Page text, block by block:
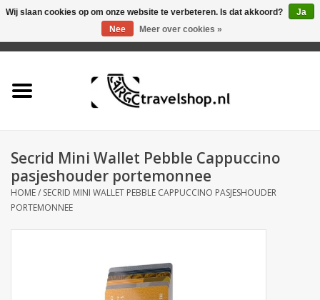
Tas
Rugtas
Koffer
Secrid Mini Wallet Pebble Cappuccino
pasjeshouder portemonnee
HOME/ SECRID MINI WALLET PEBBLE CAPPUCCINO PASJESHOUDER
PORTEMONNEE
Wij slaan cookies op om onze website te verbeteren. Is dat akkoord?
Ja
Nee
Meer over cookies »